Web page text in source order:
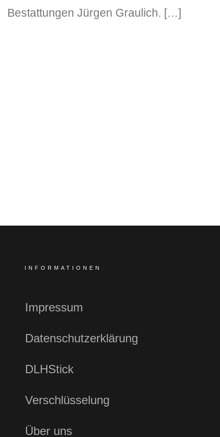
Bestattungen Jürgen Graulich. […]
INFORMATIONEN
Impressum
Datenschutzerklärung
DLHStick
Verschlüsselung
Über uns